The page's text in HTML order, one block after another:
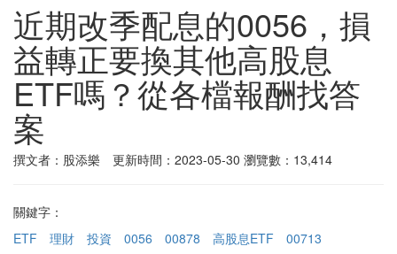
近期改季配息的0056，損
益轉正要換其他高股息
ETF嗎？從各檔報酬找答
案
撰文者：股添樂 更新時間：2023-05-30 瀏覽數：13,414
關鍵字：
ETF
理財 投資 0056 00878 高股息ETF
00713